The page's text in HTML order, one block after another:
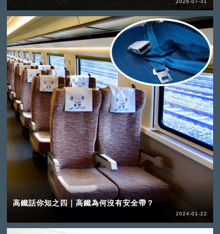
2026-07-31
高鐵話你知之四｜高鐵為何沒有安全帶？
2024-01-22